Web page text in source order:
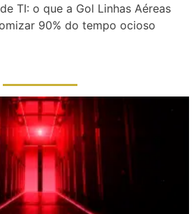
TI: o que a Gol Linhas Aéreas
90% do tempo ocioso